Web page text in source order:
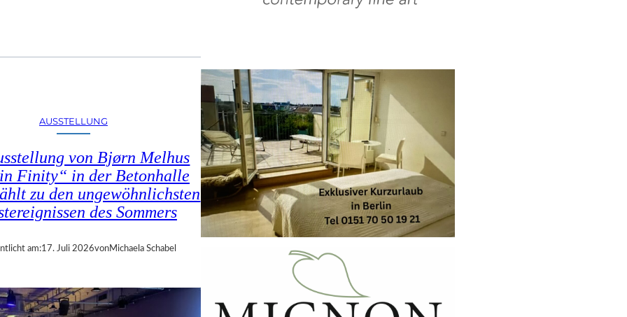
AUSSTELLUNG
von Bjørn Melhus
Finity“ in der Betonhalle
zu den ungewöhnlichsten
des Sommers
am:17. Juli 2026vonMichaela Schabel